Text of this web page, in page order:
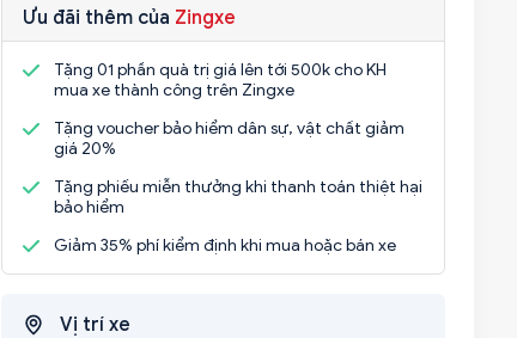
Ưu đãi thêm của Zingxe
Tặng 01 phần quà trị giá lên tới 500k cho KH
mua xe thành công trên Zingxe
Tặng voucher bảo hiểm dân sự, vật chất giảm
giá 20%
Tặng phiếu miễn thưởng khi thanh toán thiệt hại
bảo hiểm
Giảm 35% phí kiểm định khi mua hoặc bán xe
Vị trí xe